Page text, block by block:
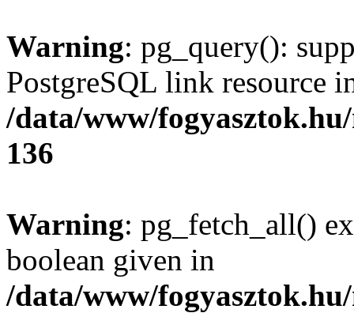
Warning: pg_query():
PostgreSQL link resource
/data/www/
136
Warning: pg_fetch_all()
boolean given in
/data/www/